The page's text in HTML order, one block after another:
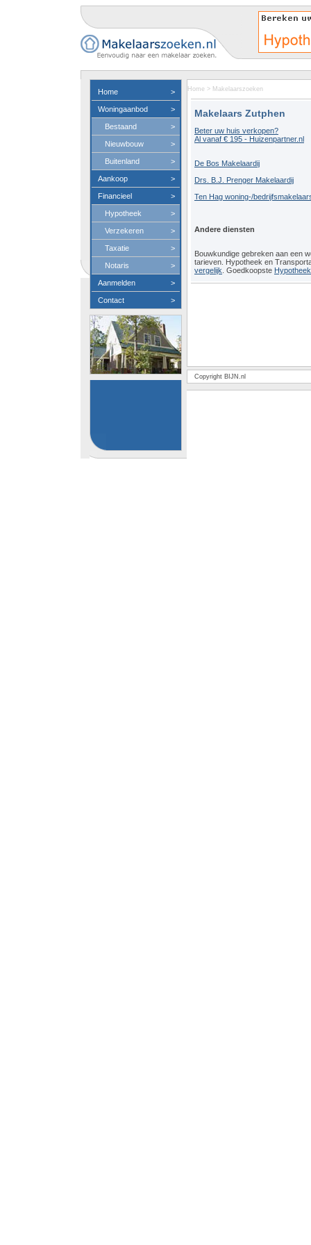
Home >
Woningaanbod >
Bestaand >
Nieuwbouw >
Buitenland >
Aankoop >
Financieel >
Hypotheek >
Verzekeren >
Taxatie >
Notaris >
Aanmelden >
Contact >
Home > Makelaarszoeken
Makelaars Zutphen
Beter uw huis verkopen?
Al vanaf € 195 - Huizenpartner.nl
De Bos Makelaardij
Drs. B.J. Prenger Makelaardij
Ten Hag woning-/
Andere diensten
Bouwkundige gebreken aan een
tarieven. Hypotheek en
vergelijk . Goedkoopste
Copyright BIJN.nl